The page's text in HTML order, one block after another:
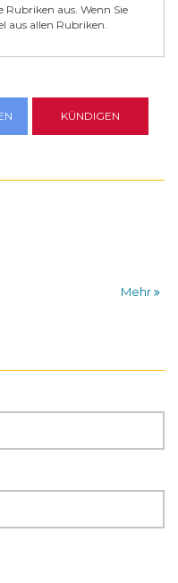
Rubriken aus. Wenn Sie
aus allen Rubriken.
Mehr